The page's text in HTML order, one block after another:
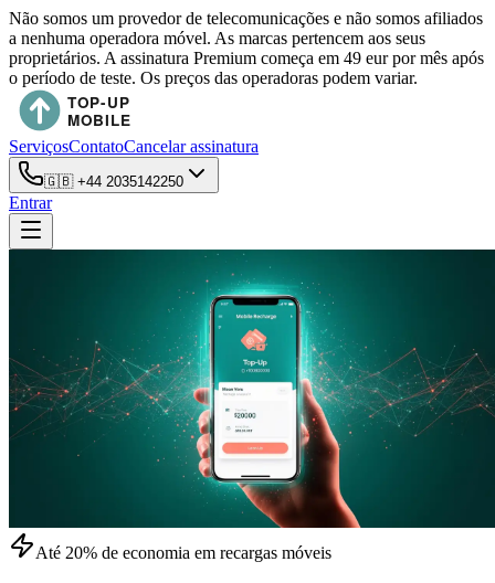
Não somos um provedor de telecomunicações e não somos afiliados
a nenhuma operadora móvel. As marcas pertencem aos seus
proprietários. A assinatura Premium começa em 49 eur por mês após
o período de teste. Os preços das operadoras podem variar.
ServiçosContatoCancelar assinatura
🇬🇧 +44 2035142250
Entrar
Até 20% de economia em recargas móveis